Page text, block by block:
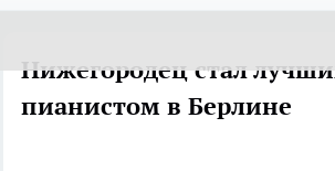
Нижегородец стал
пианистом в Берлине